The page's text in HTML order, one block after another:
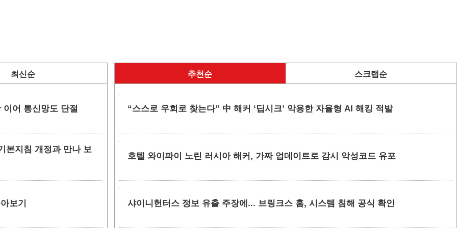
최신순
어 통신망도 단절
본지침 개정과 만나 보
보기
추천순 스크랩순
“스스로 우회로 찾는다” 中 해커 ‘딥시크’ 악용한 자율형 AI 해킹 적발
호텔 와이파이 노린 러시아 해커, 가짜 업데이트로 감시 악성코드 유포
샤이니헌터스 정보 유출 주장에... 브링크스 홈, 시스템 침해 공식 확인